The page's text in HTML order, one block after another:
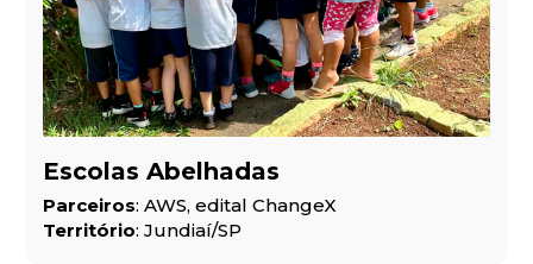
Escolas Abelhadas
Parceiros: AWS, edital ChangeX
Território: Jundiaí/SP